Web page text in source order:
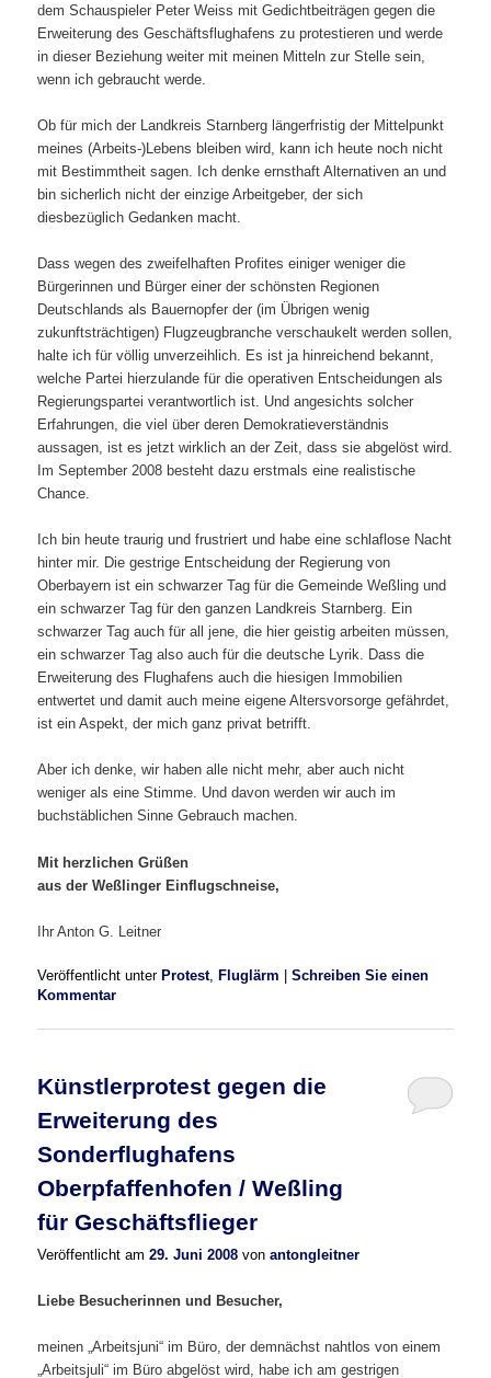
dem Schauspieler Peter Weiss mit Gedichtbeiträgen gegen die
Erweiterung des Geschäftsflughafens zu protestieren und werde
in dieser Beziehung weiter mit meinen Mitteln zur Stelle sein,
wenn ich gebraucht werde.
Ob für mich der Landkreis Starnberg längerfristig der Mittelpunkt
meines (Arbeits-)Lebens bleiben wird, kann ich heute noch nicht
mit Bestimmtheit sagen. Ich denke ernsthaft Alternativen an und
bin sicherlich nicht der einzige Arbeitgeber, der sich
diesbezüglich Gedanken macht.
Dass wegen des zweifelhaften Profites einiger weniger die
Bürgerinnen und Bürger einer der schönsten Regionen
Deutschlands als Bauernopfer der (im Übrigen wenig
zukunftsträchtigen) Flugzeugbranche verschaukelt werden sollen,
halte ich für völlig unverzeihlich. Es ist ja hinreichend bekannt,
welche Partei hierzulande für die operativen Entscheidungen als
Regierungspartei verantwortlich ist. Und angesichts solcher
Erfahrungen, die viel über deren Demokratieverständnis
aussagen, ist es jetzt wirklich an der Zeit, dass sie abgelöst wird.
Im September 2008 besteht dazu erstmals eine realistische
Chance.
Ich bin heute traurig und frustriert und habe eine schlaflose Nacht
hinter mir. Die gestrige Entscheidung der Regierung von
Oberbayern ist ein schwarzer Tag für die Gemeinde Weßling und
ein schwarzer Tag für den ganzen Landkreis Starnberg. Ein
schwarzer Tag auch für all jene, die hier geistig arbeiten müssen,
ein schwarzer Tag also auch für die deutsche Lyrik. Dass die
Erweiterung des Flughafens auch die hiesigen Immobilien
entwertet und damit auch meine eigene Altersvorsorge gefährdet,
ist ein Aspekt, der mich ganz privat betrifft.
Aber ich denke, wir haben alle nicht mehr, aber auch nicht
weniger als eine Stimme. Und davon werden wir auch im
buchstäblichen Sinne Gebrauch machen.
Mit herzlichen Grüßen
aus der Weßlinger Einflugschneise,
Ihr Anton G. Leitner
Veröffentlicht unter Protest, Fluglärm |Schreiben Sie einen
Kommentar
Künstlerprotest gegen die
Erweiterung des
Sonderflughafens
Oberpfaffenhofen / Weßling
für Geschäftsflieger
Veröffentlicht am29. Juni 2008 vonantongleitner
Liebe Besucherinnen und Besucher,
meinen „Arbeitsjuni“ im Büro, der demnächst nahtlos von einem
„Arbeitsjuli“ im Büro abgelöst wird, habe ich am gestrigen